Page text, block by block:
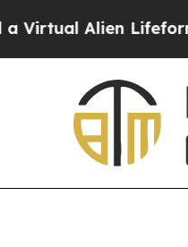
Alien Lifeform to